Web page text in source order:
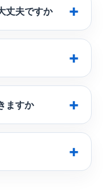
丈夫ですか
ますか